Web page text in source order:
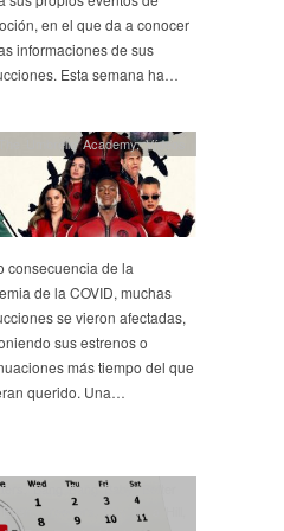
en el que da a conocer
informaciones de sus
Esta semana ha…
The Umbrella Academy,Ví­deos
consecuencia de la
de la COVID, muchas
se vieron afectadas,
sus estrenos o
más tiempo del que
querido. Una…
,Bang Bang Baby,
,Breeders City on a Hill